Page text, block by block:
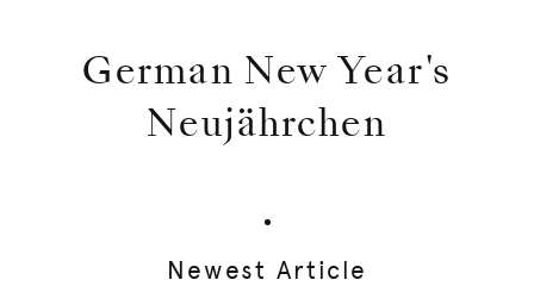
German New Year's
Neujährchen
Newest Article